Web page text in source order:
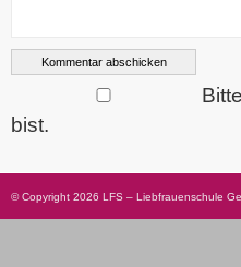
bist.
© Copyright 2026 LFS – Liebfrauenschule